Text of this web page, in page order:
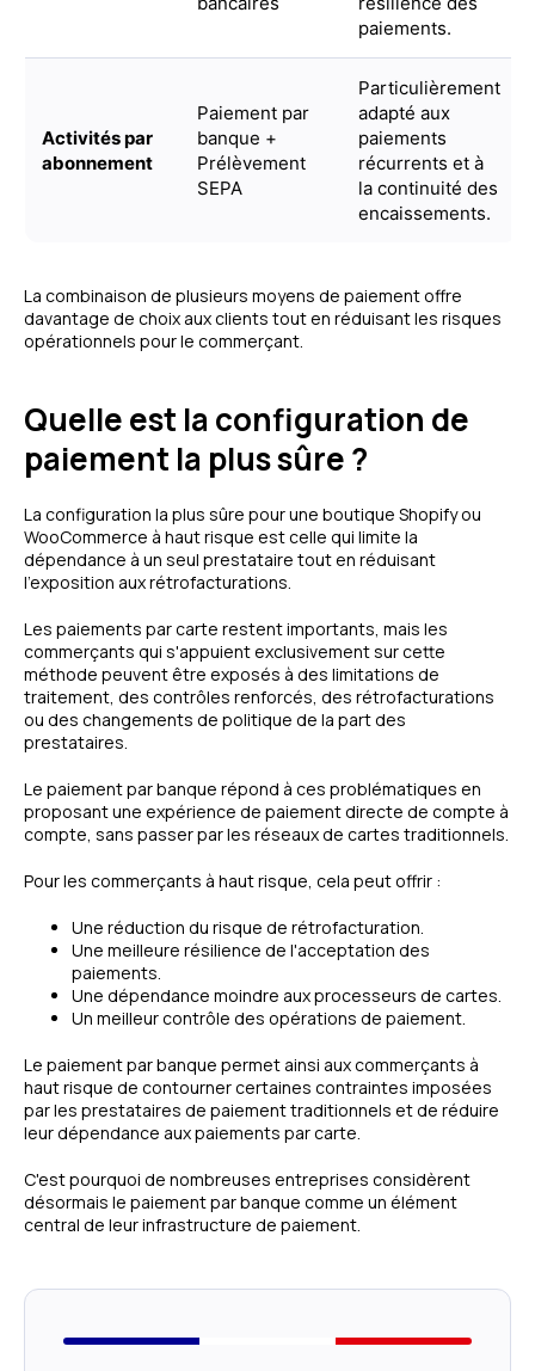
paiements.
Activités par
abonnement
Paiement par
banque +
Prélèvement
SEPA
Particulièrement
adapté aux
paiements
récurrents et à
la continuité des
encaissements.
La combinaison de plusieurs moyens de paiement offre
davantage de choix aux clients tout en réduisant les risques
opérationnels pour le commerçant.
Quelle est la configuration de
paiement la plus sûre ?
La configuration la plus sûre pour une boutique Shopify ou
WooCommerce à haut risque est celle qui limite la
dépendance à un seul prestataire tout en réduisant
l'exposition aux rétrofacturations.
Les paiements par carte restent importants, mais les
commerçants qui s'appuient exclusivement sur cette
méthode peuvent être exposés à des limitations de
traitement, des contrôles renforcés, des rétrofacturations
ou des changements de politique de la part des
prestataires.
Le paiement par banque répond à ces problématiques en
proposant une expérience de paiement directe de compte à
compte, sans passer par les réseaux de cartes traditionnels.
Pour les commerçants à haut risque, cela peut offrir :
Une réduction du risque de rétrofacturation.
Une meilleure résilience de l'acceptation des
paiements.
Une dépendance moindre aux processeurs de cartes.
Un meilleur contrôle des opérations de paiement.
Le paiement par banque permet ainsi aux commerçants à
haut risque de contourner certaines contraintes imposées
par les prestataires de paiement traditionnels et de réduire
leur dépendance aux paiements par carte.
C'est pourquoi de nombreuses entreprises considèrent
désormais le paiement par banque comme un élément
central de leur infrastructure de paiement.